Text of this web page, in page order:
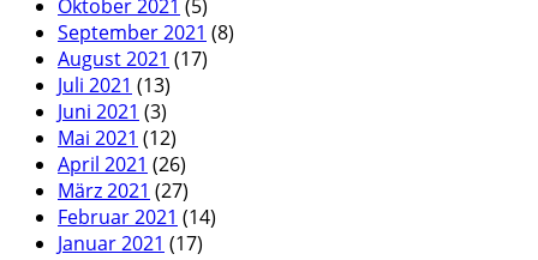
Oktober 2021 (5)
September 2021 (8)
August 2021 (17)
Juli 2021 (13)
Juni 2021 (3)
Mai 2021 (12)
April 2021 (26)
März 2021 (27)
Februar 2021 (14)
Januar 2021 (17)